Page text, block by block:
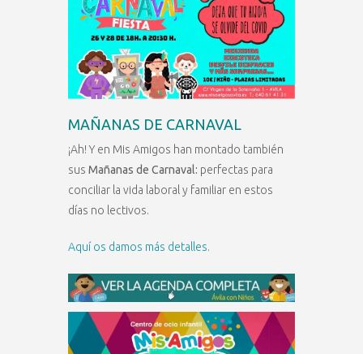
MAÑANAS DE CARNAVAL
¡Ah! Y en Mis Amigos han montado también
sus Mañanas de Carnaval: perfectas para
conciliar la vida laboral y familiar en estos
días no lectivos.
Aquí os damos más detalles.